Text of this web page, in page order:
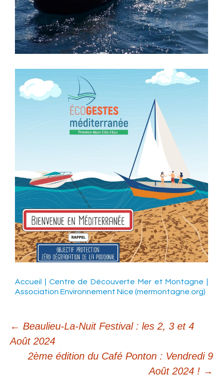
Accueil | Centre de Découverte Mer et Montagne |
Association Environnement Nice (mermontagne.org)
Navigation
← Beaulieu-La-Nuit Festival : les 2, 3 et 4
Août 2024
2ème édition du Café Ponton : Vendredi 9
Août 2024 ! →